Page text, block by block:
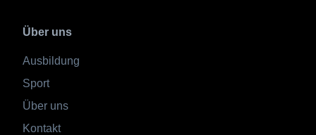
Über uns
Ausbildung
Sport
Über uns
Kontakt